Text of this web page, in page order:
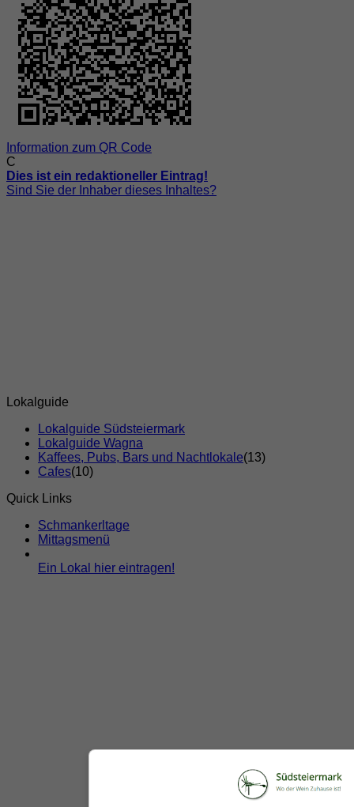
Information zum QR Code
C
Dies ist ein redaktioneller Eintrag!
Sind Sie der Inhaber dieses Inhaltes?
Lokalguide
Lokalguide Südsteiermark
Lokalguide Wagna
Kaffees, Pubs, Bars und Nachtlokale(13)
Cafes(10)
Quick Links
Schmankerltage
Mittagsmenü
Ein Lokal hier eintragen!